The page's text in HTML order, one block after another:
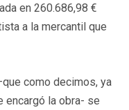
en 260.686,98 €
a la mercantil que
como decimos, ya
encargó la obra- se